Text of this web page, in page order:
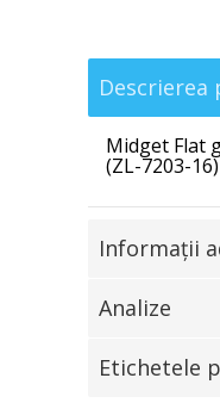
Descrierea
Midget Flat
(ZL-7203-
Informaţii
Analize
Etichetele